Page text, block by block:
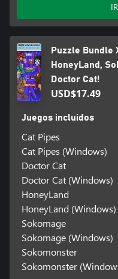
Puzzle Bundle
HoneyLand,
Doctor Cat!
USD$17.49
Juegos incluidos
Cat Pipes
Cat Pipes (Windows)
Doctor Cat
Doctor Cat (Windows)
HoneyLand
HoneyLand (Windows)
Sokomage
Sokomage (Windows)
Sokomonster
Sokomonster